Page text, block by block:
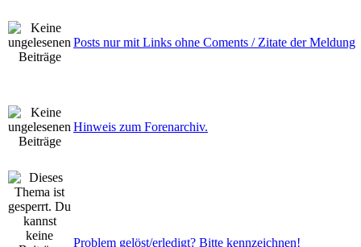
Posts nur mit Links ohne Coments / Zitate der Meldung
Hinweis zum Forenarchiv.
Problem gelöst/erledigt? Bitte kennzeichnen!